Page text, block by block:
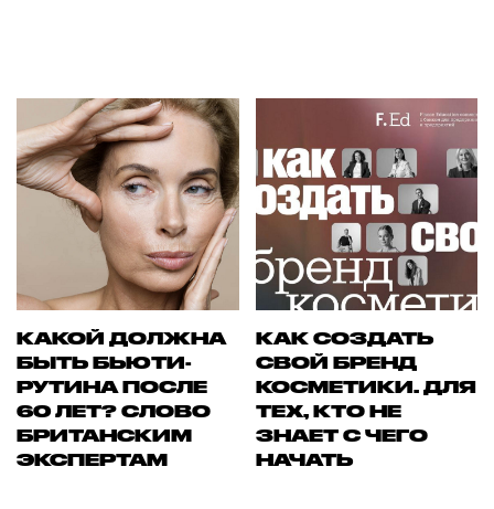
КАКОЙ ДОЛЖНА
БЫТЬ БЬЮТИ-
РУТИНА ПОСЛЕ
60 ЛЕТ? СЛОВО
БРИТАНСКИМ
ЭКСПЕРТАМ
КАК СОЗДАТЬ
СВОЙ БРЕНД
КОСМЕТИКИ. ДЛЯ
ТЕХ, КТО НЕ
ЗНАЕТ С ЧЕГО
НАЧАТЬ